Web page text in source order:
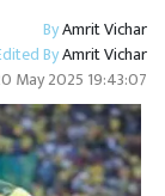
ByAmrit Vichar
ByAmrit Vichar
May 2025 19:43:07